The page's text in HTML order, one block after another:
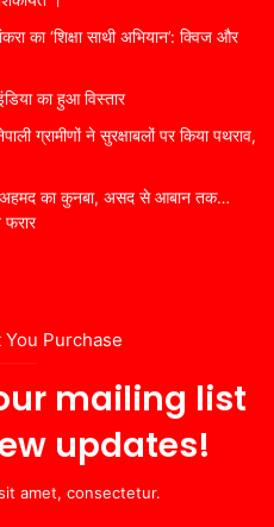
का ‘शिक्षा साथी अभियान’: क्विज और
का हुआ विस्तार
ग्रामीणों ने सुरक्षाबलों पर किया पथराव,
अहमद का कुनबा, असद से आबान तक…
Purchase
mailing list
updates!
amet, consectetur.